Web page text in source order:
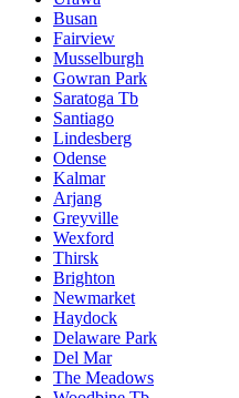
Busan
Fairview
Musselburgh
Gowran Park
Saratoga Tb
Santiago
Lindesberg
Odense
Kalmar
Arjang
Greyville
Wexford
Thirsk
Brighton
Newmarket
Haydock
Delaware Park
Del Mar
The Meadows